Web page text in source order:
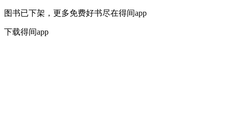
图书已下架，更多免费好书尽在得间app
下载得间app